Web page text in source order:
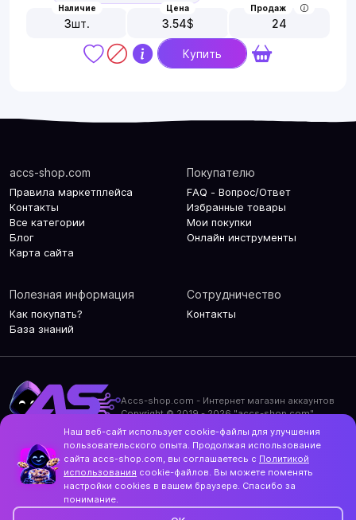
Наличие
3шт.
Цена
3.54$
Продаж
24
Купить
accs-shop.com
Правила маркетплейса
Контакты
Все категории
Блог
Карта сайта
Покупателю
FAQ - Вопрос/Ответ
Избранные товары
Мои покупки
Онлайн инструменты
Полезная информация
Как покупать?
База знаний
Сотрудничество
Контакты
Accs-shop.com - Интернет магазин аккаунтов
Copyright © 2019 - 2026 "accs-shop.com"
Политика использования cookie-файлов
Контакты и актуальный адрес сайта
Structo
Дизайн и разработка
Наш веб-сайт использует cookie-файлы для улучшения
пользовательского опыта. Продолжая использование
сайта accs-shop.com, вы соглашаетесь с Политикой
использования cookie-файлов. Вы можете поменять
настройки cookies в вашем браузере. Спасибо за
понимание.